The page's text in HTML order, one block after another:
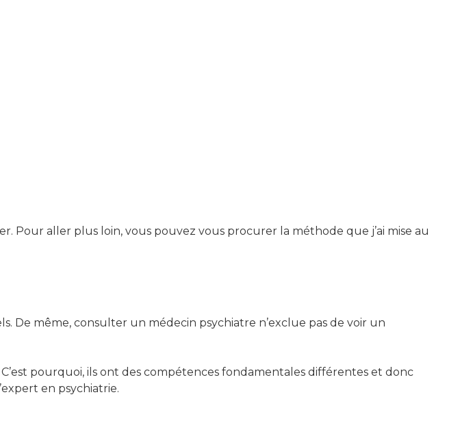
Pour aller plus loin, vous pouvez vous procurer la méthode que j’ai mise au
De même, consulter un médecin psychiatre n’exclue pas de voir un
pourquoi, ils ont des compétences fondamentales différentes et donc
en psychiatrie.